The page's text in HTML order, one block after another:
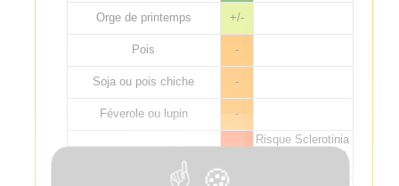
Orge de printemps
+/-
Pois -
Soja ou pois chiche -
Féverole ou lupin -
Risque Sclerotinia
s’il y a production